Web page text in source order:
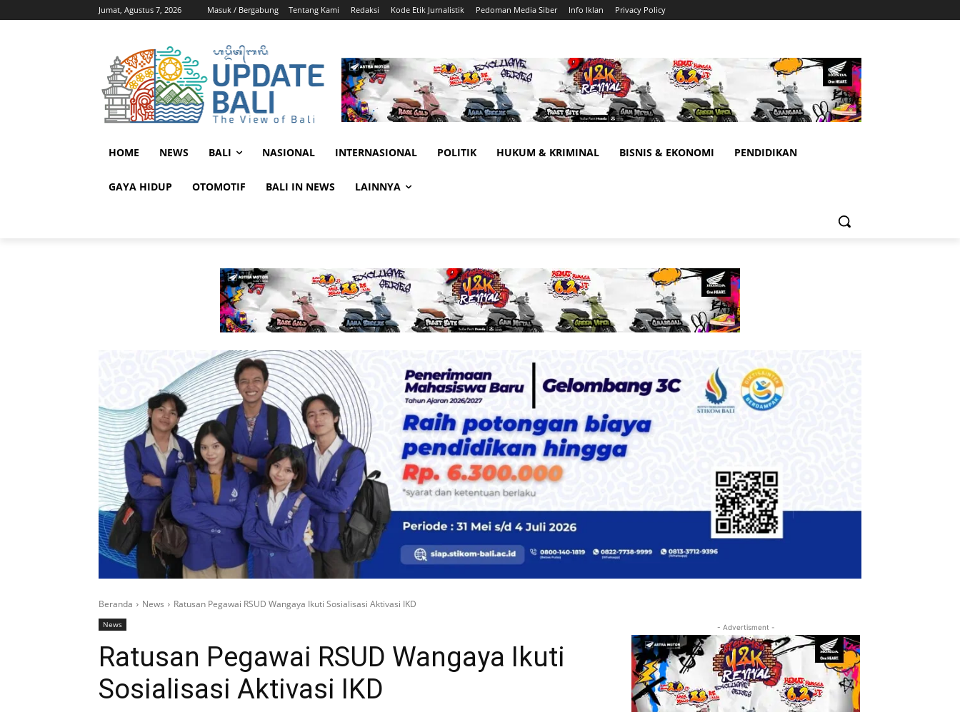
Jumat, Agustus 7, 2026 Masuk / Bergabung Tentang Kami Redaksi Kode Etik Jurnalistik Pedoman Media Siber Info Iklan Privacy Policy
HOME NEWS BALI NASIONAL INTERNASIONAL POLITIK HUKUM & KRIMINAL BISNIS & EKONOMI PENDIDIKAN
GAYA HIDUP OTOMOTIF BALI IN NEWS LAINNYA
Beranda News Ratusan Pegawai RSUD Wangaya Ikuti Sosialisasi Aktivasi IKD
News
Ratusan Pegawai RSUD Wangaya Ikuti
Sosialisasi Aktivasi IKD
- Advertisment -